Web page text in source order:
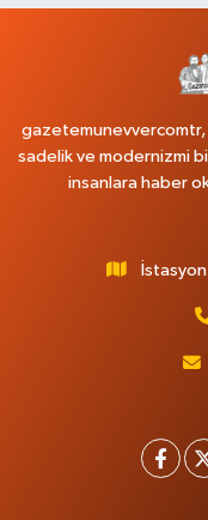
gazetemunevvercomtr,
sadelik ve modernizmi
insanlara haber